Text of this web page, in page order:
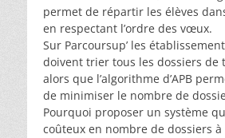
permet de répartir les élèves
en respectant l’ordre des vœux.
Sur Parcoursup’ les
doivent trier tous les dossiers de
alors que l’algorithme d’APB
de minimiser le nombre de
Pourquoi proposer un système
coûteux en nombre de dossiers